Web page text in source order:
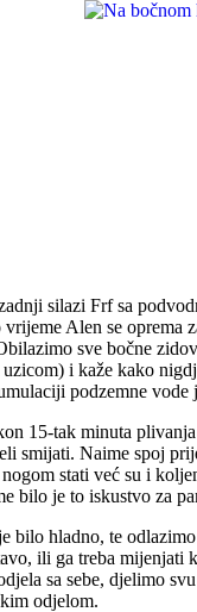
silazi Frf sa
Alen se
sve bočne
i kaže kako
podzemne vode
15-tak minuta
smijati. Naime spoj
stati već su i
bilo je to iskustvo za
bilo hladno, te
ili ga treba
sa sebe, djelimo
odjelom.